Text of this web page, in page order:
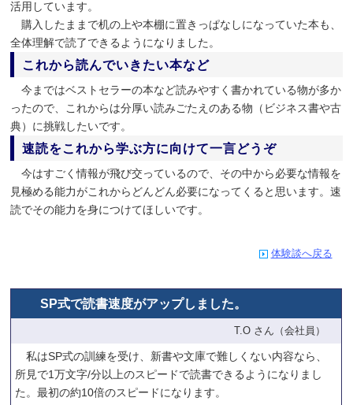
活用しています。
購入したままで机の上や本棚に置きっぱなしになっていた本も、
全体理解で読了できるようになりました。
これから読んでいきたい本など
今まではベストセラーの本など読みやすく書かれている物が多か
ったので、これからは分厚い読みごたえのある物（ビジネス書や古
典）に挑戦したいです。
速読をこれから学ぶ方に向けて一言どうぞ
今はすごく情報が飛び交っているので、その中から必要な情報を
見極める能力がこれからどんどん必要になってくると思います。速
読でその能力を身につけてほしいです。
体験談へ戻る
SP式で読書速度がアップしました。
T.O さん（会社員）
私はSP式の訓練を受け、新書や文庫で難しくない内容なら、
所見で1万文字/分以上のスピードで読書できるようになりまし
た。最初の約10倍のスピードになります。